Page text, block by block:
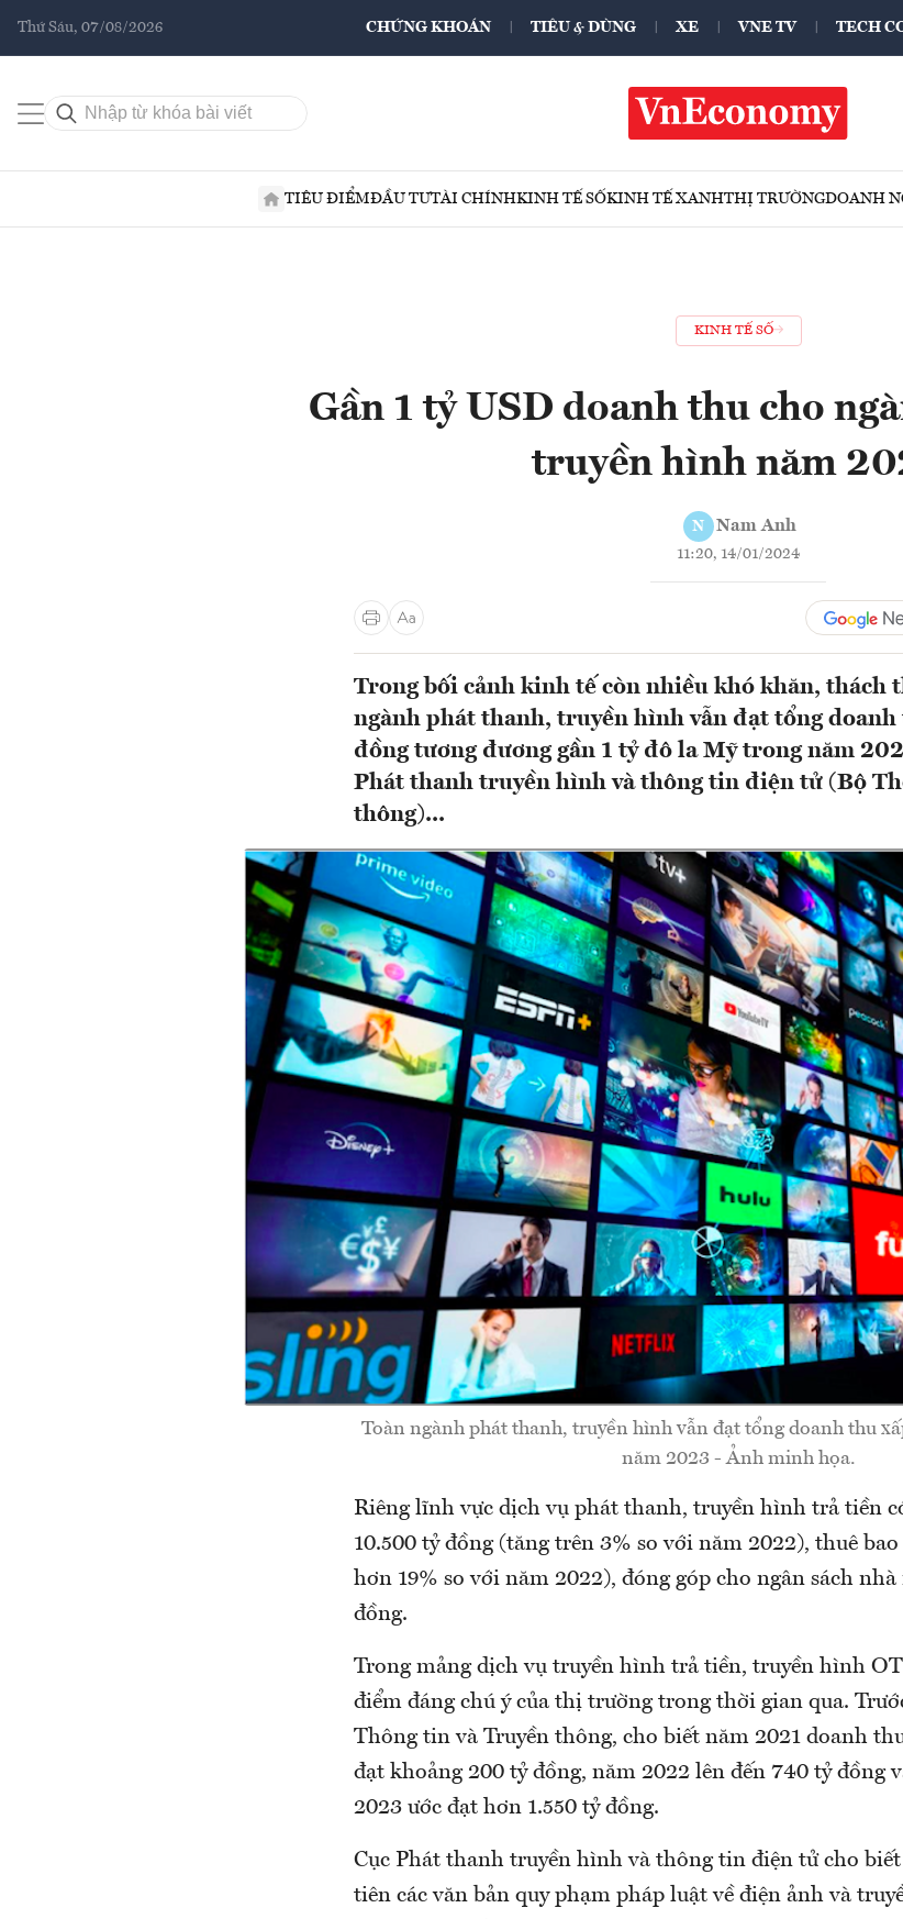
Thứ Sáu, 07/08/2026 CHỨNG KHOÁN TIÊU & DÙNG XE VNE TV TECH
TIÊU ĐIỂMĐẦU TƯTÀI CHÍNHKINH TẾ SỐKINH TẾ XANHTHỊ TRƯỜNGDOANH
KINH TẾ SỐ
Gần 1 tỷ USD doanh thu cho
truyền hình năm
N Nam Anh
11:20, 14/01/2024
Trong bối cảnh kinh tế còn nhiều khó khăn, thách
ngành phát thanh, truyền hình vẫn đạt tổng
đồng tương đương gần 1 tỷ đô la Mỹ trong năm
Phát thanh truyền hình và thông tin điện tử (Bộ
thông)...
Toàn ngành phát thanh, truyền hình vẫn đạt tổng doanh thu
năm 2023 - Ảnh minh họa.
Riêng lĩnh vực dịch vụ phát thanh, truyền hình trả tiền
10.500 tỷ đồng (tăng trên 3% so với năm 2022), thuê
hơn 19% so với năm 2022), đóng góp cho ngân sách
đồng.
Trong mảng dịch vụ truyền hình trả tiền, truyền hình
điểm đáng chú ý của thị trường trong thời gian qua.
Thông tin và Truyền thông, cho biết năm 2021 doanh
đạt khoảng 200 tỷ đồng, năm 2022 lên đến 740 tỷ đồng
2023 ước đạt hơn 1.550 tỷ đồng.
Cục Phát thanh truyền hình và thông tin điện tử cho
tiên các văn bản quy phạm pháp luật về điện ảnh và